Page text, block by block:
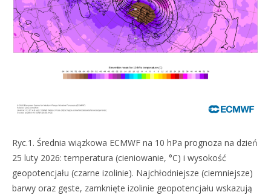
Ryc.1. Średnia wiązkowa ECMWF na 10 hPa prognoza na dzień
25 luty 2026: temperatura (cieniowanie, °C) i wysokość
geopotencjału (czarne izolinie). Najchłodniejsze (ciemniejsze)
barwy oraz gęste, zamknięte izolinie geopotencjału wskazują